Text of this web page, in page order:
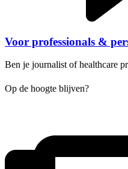
Voor professionals &
Ben je journalist of healthcare
Op de hoogte blijven?